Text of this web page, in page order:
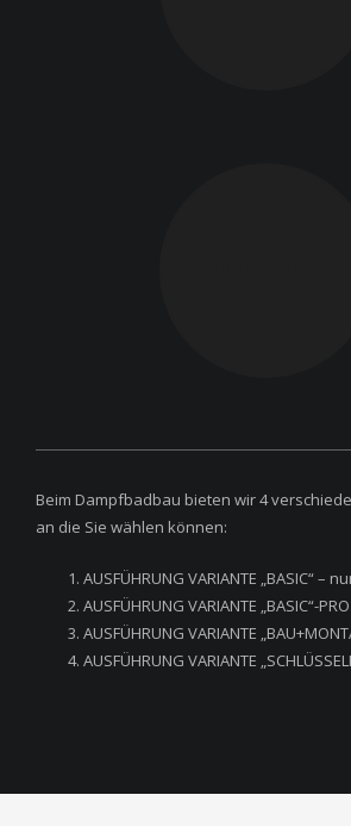
Beim Dampfbadbau bieten wir 4
an die Sie wählen können:
AUSFÜHRUNG VARIANTE „BASIC“ –
AUSFÜHRUNG VARIANTE „BASIC“-PRO
AUSFÜHRUNG VARIANTE
AUSFÜHRUNG VARIANTE